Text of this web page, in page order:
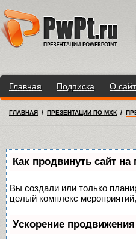
Главная Подписка О
ГЛАВНАЯ / ПРЕЗЕНТАЦИИ ПО МХК /
Как продвинуть сайт
Вы создали или только
целый комплекс
Ускорение продвижения